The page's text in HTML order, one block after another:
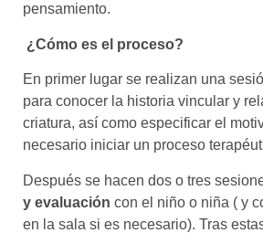
pensamiento.
¿Cómo es el proceso?
En primer lugar se realizan una
para conocer la historia vincular y
criatura, así como especificar el
necesario iniciar un proceso
Después se hacen dos o tres
y evaluación con el niño o niña ( y
en la sala si es necesario). Tras